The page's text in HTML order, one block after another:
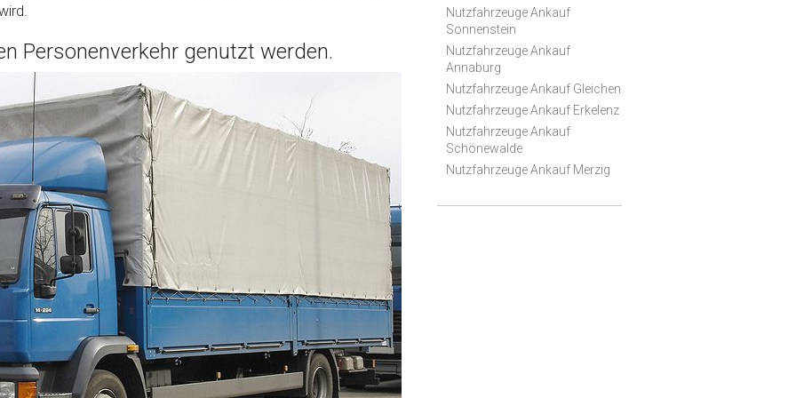
Personenverkehr genutzt werden.
Nutzfahrzeuge Ankauf
Sonnenstein
Nutzfahrzeuge Ankauf
Annaburg
Nutzfahrzeuge Ankauf Gleichen
Nutzfahrzeuge Ankauf Erkelenz
Nutzfahrzeuge Ankauf
Schönewalde
Nutzfahrzeuge Ankauf Merzig